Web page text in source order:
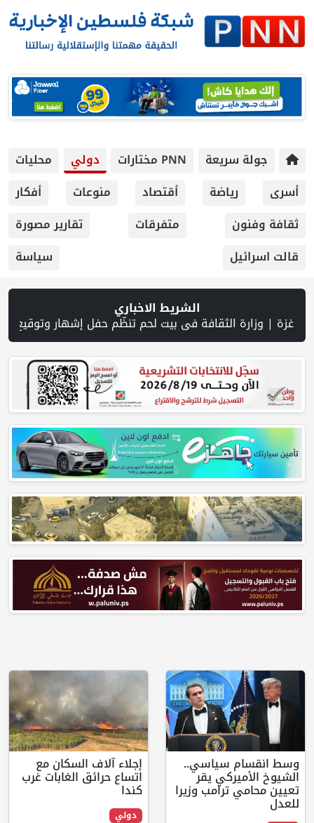
PNN مختارات دولي
محليات
أقتصاد منوعات
أفكار
متفرقات
تقارير مصورة
الشريط الاخباري
على منزل في عرابة جنوب جنين ويحوّله إلى ثكنة عسكرية | إسرائيل تحذر مواطنيها في اليونان وملاحقة جندي في فيتنام | الرئيس ينعى سفير فلسطين لدى مصر القائد
سياسي..
يقر
وزيرا
إجلاء آلاف السكان مع
اتساع حرائق الغابات غرب
كندا